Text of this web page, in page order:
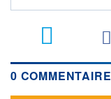
0 COMMENTAIRE